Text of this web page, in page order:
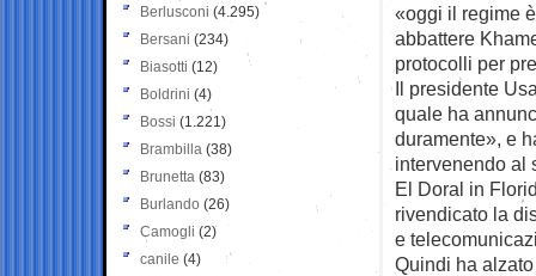
«oggi il regime
abbattere
protocolli per
Il presidente
quale ha
duramente», e
intervenendo al
El Doral in
rivendicato la
e
Quindi ha
Berlusconi (4.295)
Bersani (234)
Biasotti (12)
Boldrini (4)
Bossi (1.221)
Brambilla (38)
Brunetta (83)
Burlando (26)
Camogli (2)
canile (4)